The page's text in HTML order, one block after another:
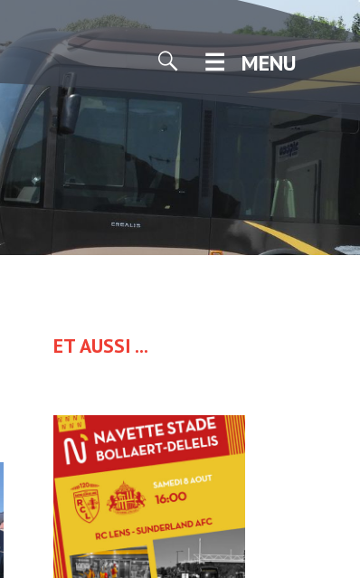
MENU
ET AUSSI ...